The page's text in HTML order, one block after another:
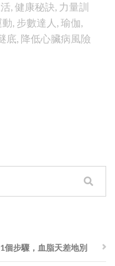
,健康秘訣, 力量訓
, 步數達人,瑜伽,
底, 降低心臟病風險
個步驟，血脂天差地別